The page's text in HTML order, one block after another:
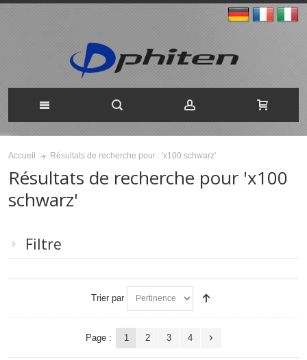
Accueil Résultats de recherche pour : 'x100 schwarz'
Résultats de recherche pour 'x100
schwarz'
Filtre
Trier par
Page : 1 2 3 4